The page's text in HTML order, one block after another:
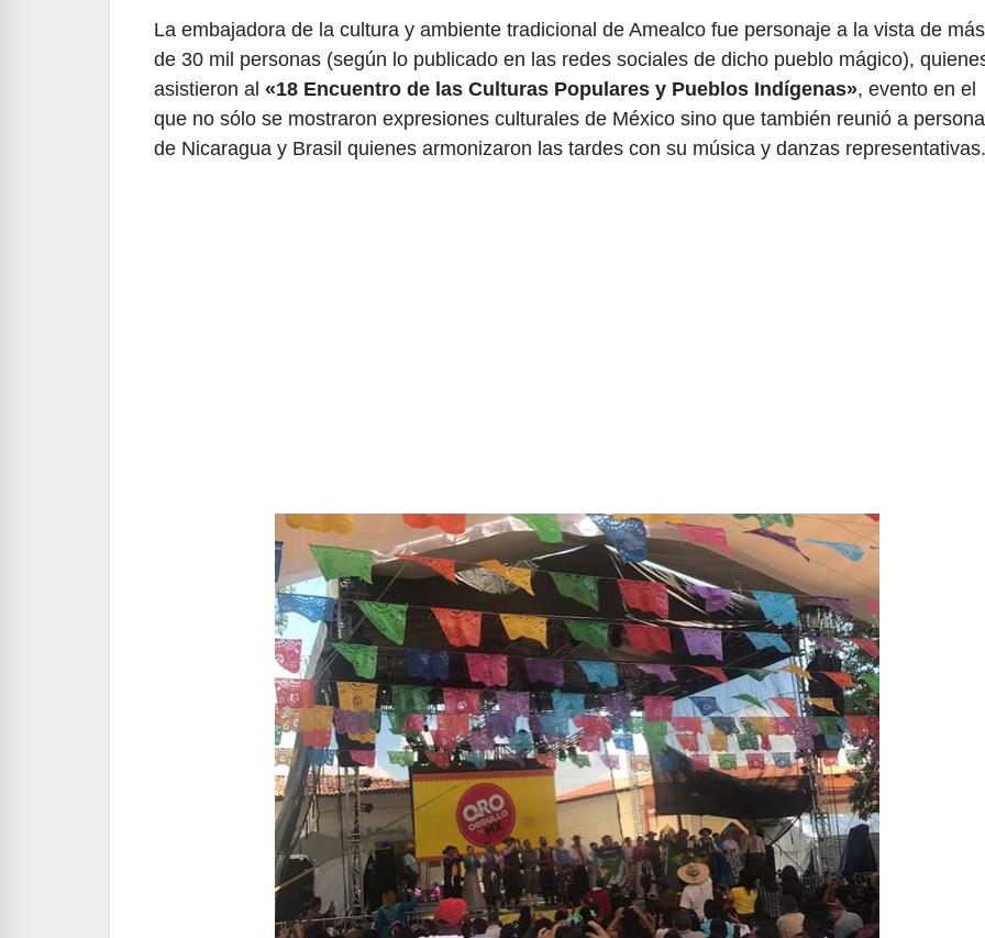
La embajadora de la cultura y ambiente tradicional de Amealco fue personaje a la vista de más
de 30 mil personas (según lo publicado en las redes sociales de dicho pueblo mágico),
asistieron al «18 Encuentro de las Culturas Populares y Pueblos Indígenas», evento en el
que no sólo se mostraron expresiones culturales de México sino que también reunió a
de Nicaragua y Brasil quienes armonizaron las tardes con su música y danzas representativas.